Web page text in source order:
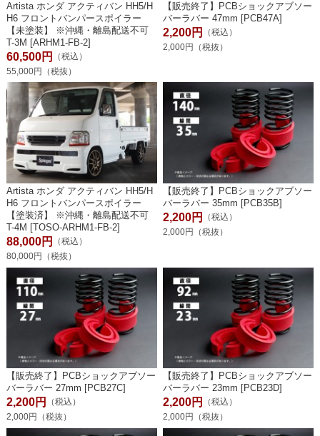
Artista ホンダ アクティバン HH5/H
H6 フロントバンパースポイラー
【未塗装】 ※沖縄・離島配送不可
T-3M [ARHM1-FB-2]
60,500円
（税込）
55,000円（税抜）
【販売終了】PCBショックアブソー
バーラバー 47mm [PCB47A]
2,200円
（税込）
2,000円（税抜）
Artista ホンダ アクティバン HH5/H
H6 フロントバンパースポイラー
【塗装済】 ※沖縄・離島配送不可
T-4M [TOSO-ARHM1-FB-2]
88,000円
（税込）
80,000円（税抜）
【販売終了】PCBショックアブソー
バーラバー 35mm [PCB35B]
2,200円
（税込）
2,000円（税抜）
【販売終了】PCBショックアブソー
バーラバー 27mm [PCB27C]
2,200円
（税込）
2,000円（税抜）
【販売終了】PCBショックアブソー
バーラバー 23mm [PCB23D]
2,200円
（税込）
2,000円（税抜）